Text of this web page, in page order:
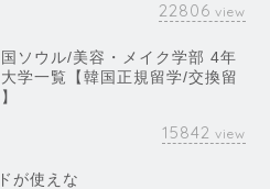
22806 view
ソウル/美容・メイク学部 4年
学一覧【韓国正規留学/交換留
15842 view
が使えな